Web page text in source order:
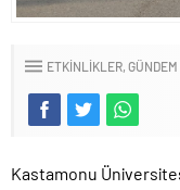
ETKINLIKLER GÜNDEM
Kastamonu